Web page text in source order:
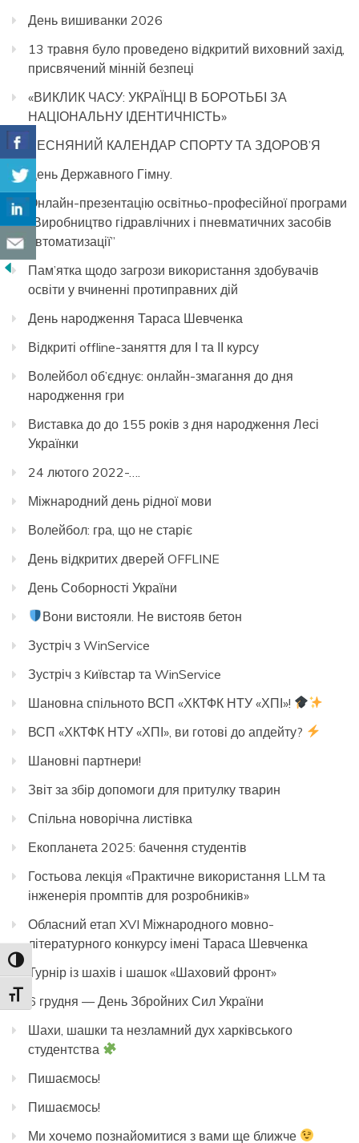
Toggle High Contrast
Toggle Font size
День вишиванки 2026
13 травня було проведено відкритий виховний захід,
присвячений мінній безпеці
«ВИКЛИК ЧАСУ: УКРАЇНЦІ В БОРОТЬБІ ЗА
НАЦІОНАЛЬНУ ІДЕНТИЧНІСТЬ»
ВЕСНЯНИЙ КАЛЕНДАР СПОРТУ ТА ЗДОРОВ’Я
День Державного Гімну.
Онлайн-презентацію освітньо-професійної програми
“Виробництво гідравлічних і пневматичних засобів
автоматизації”
Пам’ятка щодо загрози використання здобувачів
освіти у вчиненні протиправних дій
День народження Тараса Шевченка
Відкриті offline-заняття для І та ІІ курсу
Волейбол об’єднує: онлайн-змагання до дня
народження гри
Виставка до до 155 років з дня народження Лесі
Українки
24 лютого 2022-….
Міжнародний день рідної мови
Волейбол: гра, що не старіє
День відкритих дверей OFFLINE
День Соборності України
Вони вистояли. Не вистояв бетон
Зустріч з WinService
Зустріч з Kиївстар та WinService
Шановна спільното ВСП «ХКТФК НТУ «ХПІ»!
ВСП «ХКТФК НТУ «ХПІ», ви готові до апдейту?
Шановні партнери!
Звіт за збір допомоги для притулку тварин
Спільна новорічна листівка
Екопланета 2025: бачення студентів
Гостьова лекція «Практичне використання LLM та
інженерія промптів для розробників»
Обласний етап XVI Міжнародного мовно-
літературного конкурсу імені Тараса Шевченка
Турнір із шахів і шашок «Шаховий фронт»
6 грудня — День Збройних Сил України
Шахи, шашки та незламний дух харківського
студентства
Пишаємось!
Пишаємось!
Ми хочемо познайомитися з вами ще ближче